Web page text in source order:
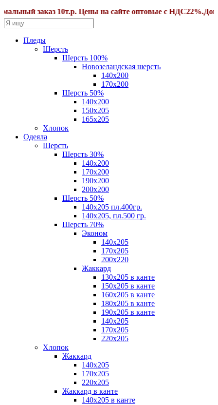
заказ 10т.р. Цены на сайте оптовые с
Пледы
Шерсть
Шерсть 100%
Новозеландская шерсть
140х200
170x200
Шерсть 50%
140x200
150х205
165х205
Хлопок
Одеяла
Шерсть
Шерсть 30%
140х200
170х200
190х200
200х200
Шерсть 50%
140х205 пл.400гр.
140х205, пл.500 гр.
Шерсть 70%
Эконом
140х205
170х205
200х220
Жаккард
130х205 в канте
150х205 в канте
160х205 в канте
180х205 в канте
190х205 в канте
140х205
170х205
220х205
Хлопок
Жаккард
140x205
170х205
220х205
Жаккард в канте
140х205 в канте